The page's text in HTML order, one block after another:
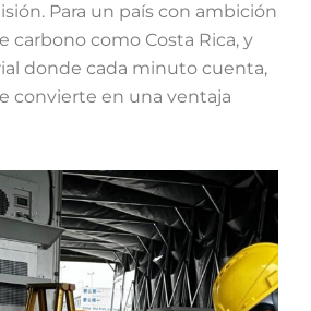
Para un país con ambición
carbono como Costa Rica, y
donde cada minuto cuenta,
convierte en una ventaja